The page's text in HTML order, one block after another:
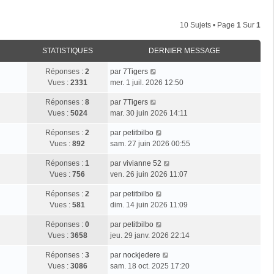
10 Sujets • Page 1 Sur 1
STATISTIQUES DERNIER MESSAGE
Réponses : 2
Vues : 2331
par 7Tigers
mer. 1 juil. 2026 12:50
Réponses : 8
Vues : 5024
par 7Tigers
mar. 30 juin 2026 14:11
Réponses : 2
Vues : 892
par petitbilbo
sam. 27 juin 2026 00:55
Réponses : 1
Vues : 756
par vivianne 52
ven. 26 juin 2026 11:07
Réponses : 2
Vues : 581
par petitbilbo
dim. 14 juin 2026 11:09
Réponses : 0
Vues : 3658
par petitbilbo
jeu. 29 janv. 2026 22:14
Réponses : 3
Vues : 3086
par nockjedere
sam. 18 oct. 2025 17:20